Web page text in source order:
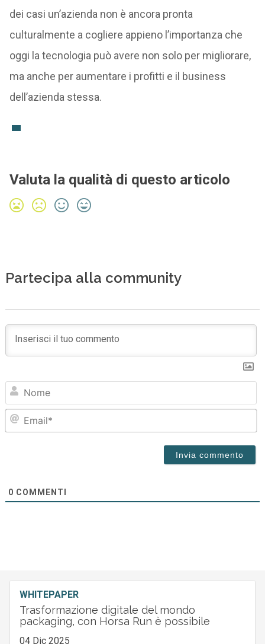
dei casi un’azienda non è ancora pronta
culturalmente a cogliere appieno l’importanza che
oggi la tecnologia può avere non solo per migliorare,
ma anche per aumentare i profitti e il business
dell’azienda stessa.
Valuta la qualità di questo articolo
Partecipa alla community
0 COMMENTI
WHITEPAPER
Trasformazione digitale del mondo
packaging, con Horsa Run è possibile
04 Dic 2025